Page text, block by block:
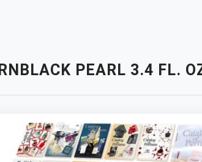
RNBLACK PEARL 3.4 FL.